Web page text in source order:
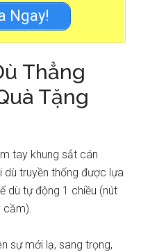
Ngay!
Thẳng
Tặng
tay khung sắt cán
truyền thống được lựa
dù tự động 1 chiều (nút
cầm).
sự mới lạ, sang trọng,